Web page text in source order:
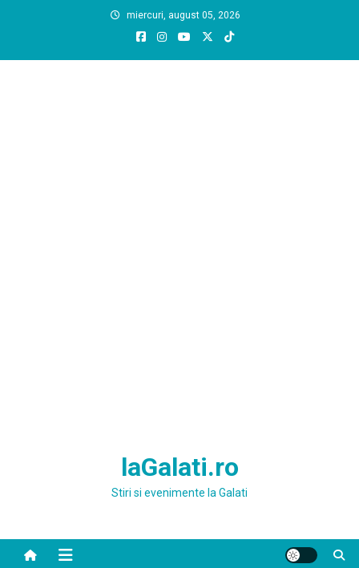
miercuri, august 05, 2026
laGalati.ro
Stiri si evenimente la Galati